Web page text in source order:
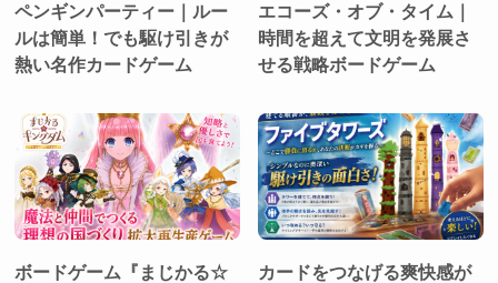
ペンギンパーティー｜ルー
ルは簡単！でも駆け引きが
熱い名作カードゲーム
エコーズ・オブ・タイム｜
時間を超えて文明を発展さ
せる戦略ボードゲーム
ボードゲーム『まじかる☆
カードをつなげる爽快感が